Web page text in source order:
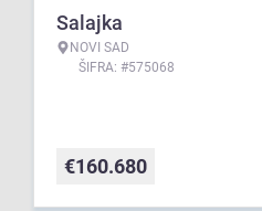
Salajka
NOVI SAD
ŠIFRA: #575068
€160.680